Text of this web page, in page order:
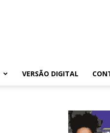
VERSÃO DIGITAL